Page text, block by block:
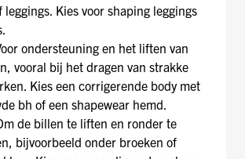
leggings. Kies voor shaping leggings
ondersteuning en het liften van
vooral bij het dragen van strakke
Kies een corrigerende body met
bh of een shapewear hemd.
de billen te liften en ronder te
bijvoorbeeld onder broeken of